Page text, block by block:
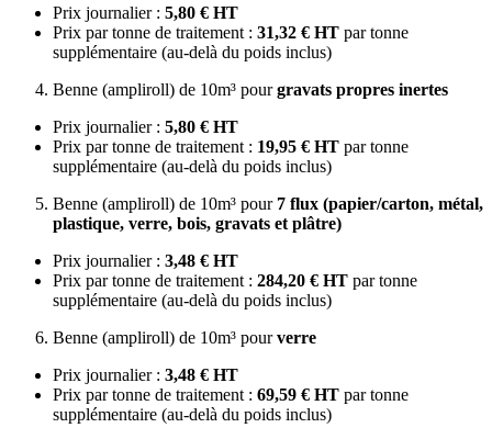
Prix journalier : 5,80 € HT
Prix par tonne de traitement : 31,32 € HT par tonne
supplémentaire (au-delà du poids inclus)
Benne (ampliroll) de 10m³ pourgravats propres inertes
Prix journalier : 5,80 € HT
Prix par tonne de traitement : 19,95 € HT par tonne
supplémentaire (au-delà du poids inclus)
Benne (ampliroll) de 10m³ pour 7 flux (papier/carton, métal,
plastique, verre, bois, gravats et plâtre)
Prix journalier : 3,48 € HT
Prix par tonne de traitement : 284,20 € HT par tonne
supplémentaire (au-delà du poids inclus)
Benne (ampliroll) de 10m³ pourverre
Prix journalier : 3,48 € HT
Prix par tonne de traitement : 69,59 € HT par tonne
supplémentaire (au-delà du poids inclus)